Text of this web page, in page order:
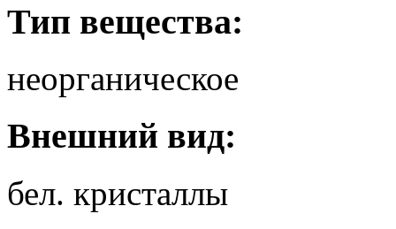
Тип вещества:
неорганическое
Внешний вид:
бел. кристаллы